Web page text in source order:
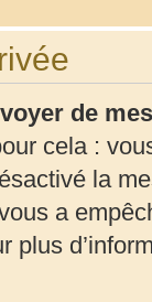
de
cela :
la
a
plus